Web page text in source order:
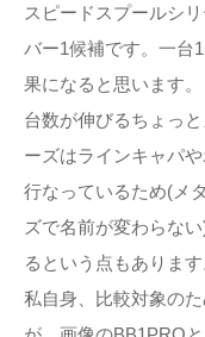
スピードスプールシ
バー1候補です。一台
果になると思います。
台数が伸びるちょっ
ーズはラインキャパ
行なっているため(メ
ズで名前が変わらな
るという点もあります
私自身、比較対象の